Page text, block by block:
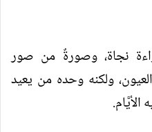
نجاة، وصورةٌ من صور
ولكنه وحده من يعيد